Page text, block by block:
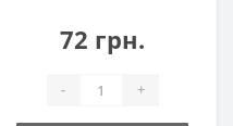
72 грн.
- +